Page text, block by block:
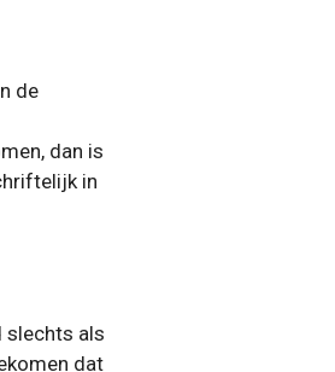
de
dan is
in
slechts als
dat